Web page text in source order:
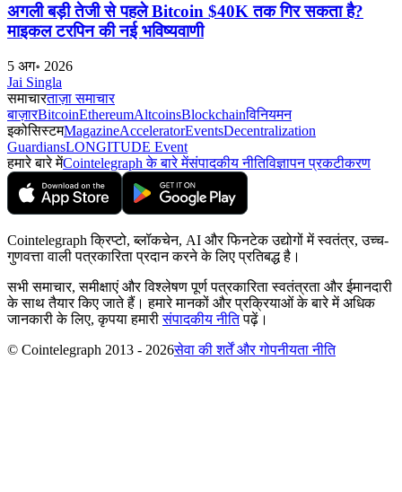
अगली बड़ी तेजी से पहले Bitcoin $40K तक गिर सकता है?
माइकल टरपिन की नई भविष्यवाणी
5 अग॰ 2026
Jai Singla
समाचारताज़ा समाचार
बाज़ारBitcoinEthereumAltcoinsBlockchainविनियमन
इकोसिस्टमMagazineAcceleratorEventsDecentralization
GuardiansLONGITUDE Event
हमारे बारे मेंCointelegraph के बारे मेंसंपादकीय नीतिविज्ञापन प्रकटीकरण
Cointelegraph क्रिप्टो, ब्लॉकचेन, AI और फिनटेक उद्योगों में स्वतंत्र, उच्च-
गुणवत्ता वाली पत्रकारिता प्रदान करने के लिए प्रतिबद्ध है।
सभी समाचार, समीक्षाएं और विश्लेषण पूर्ण पत्रकारिता स्वतंत्रता और ईमानदारी
के साथ तैयार किए जाते हैं। हमारे मानकों और प्रक्रियाओं के बारे में अधिक
जानकारी के लिए, कृपया हमारीसंपादकीय नीतिपढ़ें।
© Cointelegraph 2013 - 2026सेवा की शर्तें और गोपनीयता नीति